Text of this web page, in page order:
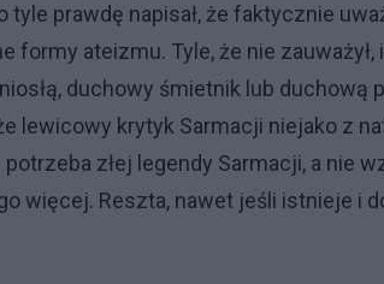
prawdę napisał, że faktycznie
formy ateizmu. Tyle, że nie
duchowy śmietnik lub duchową
lewicowy krytyk Sarmacji niejako z
złej legendy Sarmacji, a nie
więcej. Reszta, nawet jeśli istnieje i